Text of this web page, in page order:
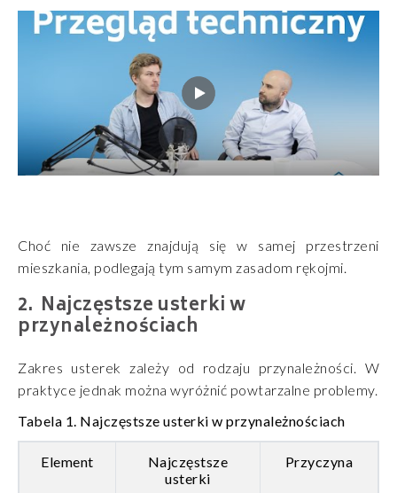
Choć nie zawsze znajdują się w samej przestrzeni
mieszkania, podlegają tym samym zasadom rękojmi.
Najczęstsze usterki w
przynależnościach
Zakres usterek zależy od rodzaju przynależności. W
praktyce jednak można wyróżnić powtarzalne problemy.
Tabela 1. Najczęstsze usterki w przynależnościach
Element
Najczęstsze
usterki
Przyczyna